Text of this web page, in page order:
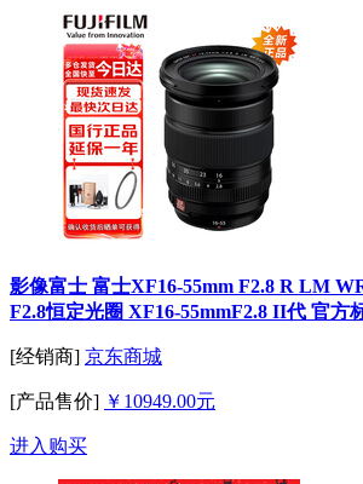
影像富士 富士XF16-55mm F2.8 R LM
F2.8恒定光圈 XF16-55mmF2.8 II代 官方
[经销商] 京东商城
[产品售价] ￥10949.00元
进入购买